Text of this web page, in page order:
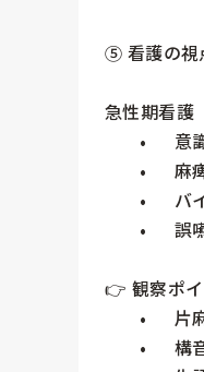
⑤ 看護の視
急性期看護
👉 観察ポ